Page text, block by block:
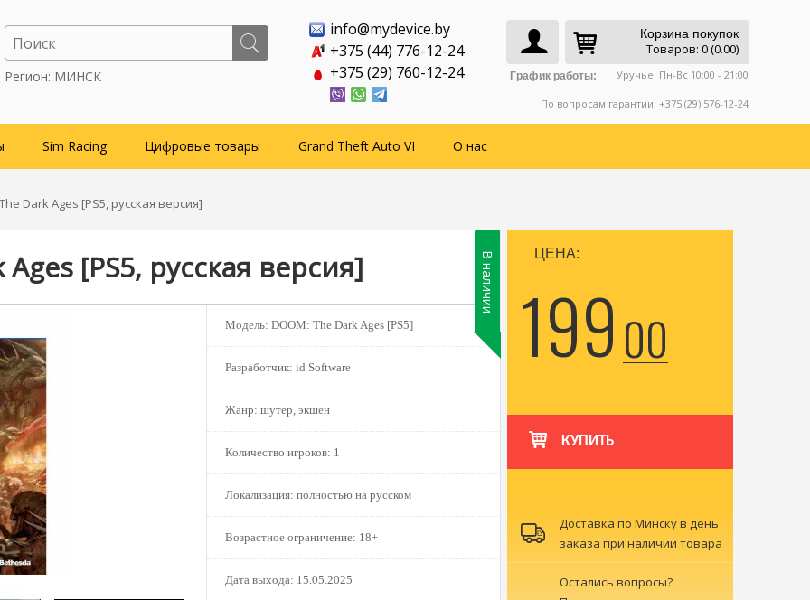
Регион: МИНСК
Корзина покупок
Товаров: 0 (0.00)
График работы: Уручье: Пн-Вс 10:00 - 21:00
По вопросам гарантии: +375 (29) 576-12-24
info@mydevice.by
+375 (44) 776-12-24
+375 (29) 760-12-24
Sim Racing Цифровые товары Grand Theft Auto VI О нас
Dark Ages [PS5, русская версия]
[PS5, русская версия]
Модель: DOOM: The Dark Ages [PS5]
Разработчик: id Software
Жанр: шутер, экшен
Количество игроков: 1
Локализация: полностью на русском
Возрастное ограничение: 18+
Дата выхода: 15.05.2025
В наличии ЦЕНА:
19900
КУПИТЬ
Доставка по Минску в день
заказа при наличии товара
Остались вопросы?